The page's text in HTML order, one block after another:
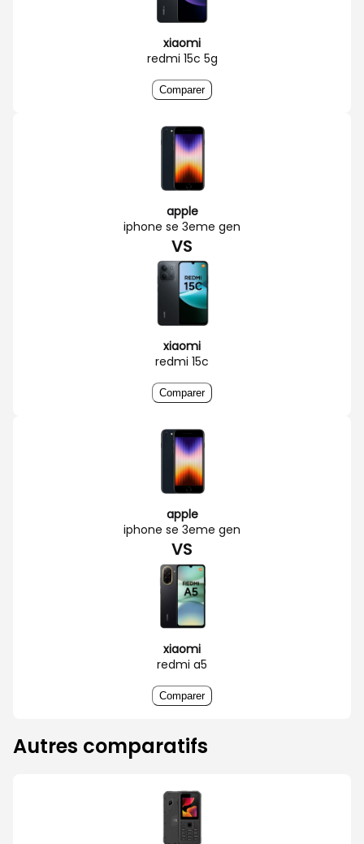
xiaomi
redmi 15c 5g
Comparer
apple
iphone se 3eme gen
VS
xiaomi
redmi 15c
Comparer
apple
iphone se 3eme gen
VS
xiaomi
redmi a5
Comparer
Autres comparatifs